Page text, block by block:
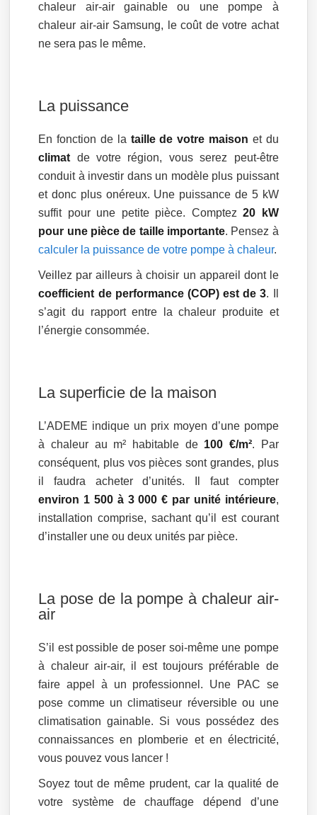
chaleur air-air gainable ou une pompe à
chaleur air-air Samsung, le coût de votre achat
ne sera pas le même.
La puissance
En fonction de lataille de votre maison et du
climatde votre région, vous serez peut-être
conduit à investir dans un modèle plus puissant
et donc plus onéreux. Une puissance de 5 kW
suffit pour une petite pièce. Comptez20 kW
pour une pièce de taille importante. Pensez à
calculer la puissance de votre pompe à chaleur.
Veillez par ailleurs à choisir un appareil dont le
coefficient de performance (COP) est de 3. Il
s’agit du rapport entre la chaleur produite et
l’énergie consommée.
La superficie de la maison
L’ADEME indique un prix moyen d’une pompe
à chaleur au m² habitable de100 €/m². Par
conséquent, plus vos pièces sont grandes, plus
il faudra acheter d’unités. Il faut compter
environ 1 500 à 3 000 € par unité intérieure,
installation comprise, sachant qu’il est courant
d’installer une ou deux unités par pièce.
La pose de la pompe à chaleur air-
air
S’il est possible de poser soi-même une pompe
à chaleur air-air, il est toujours préférable de
faire appel à un professionnel. Une PAC se
pose comme un climatiseur réversible ou une
climatisation gainable. Si vous possédez des
connaissances en plomberie et en électricité,
vous pouvez vous lancer !
Soyez tout de même prudent, car la qualité de
votre système de chauffage dépend d’une